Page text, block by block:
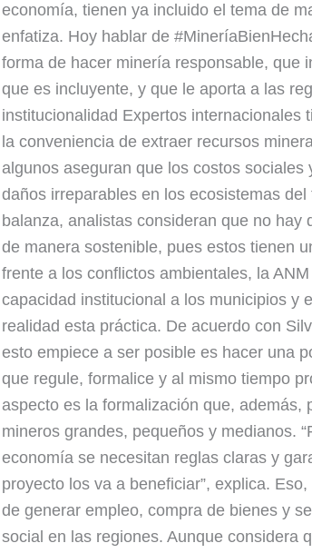
economía, tienen ya incluido el tema de
enfatiza. Hoy hablar de
forma de hacer minería responsable, que
que es incluyente, y que le aporta a las
institucionalidad Expertos internacionales
la conveniencia de extraer recursos
algunos aseguran que los costos
daños irreparables en los ecosistemas
balanza, analistas consideran que no hay
de manera sostenible, pues estos tienen
frente a los conflictos ambientales, la
capacidad institucional a los municipios y
realidad esta práctica. De acuerdo con
esto empiece a ser posible es hacer una
que regule, formalice y al mismo tiempo
aspecto es la formalización que, además,
mineros grandes, pequeños y medianos.
economía se necesitan reglas claras y
proyecto los va a beneficiar”, explica.
de generar empleo, compra de bienes y
social en las regiones. Aunque considera